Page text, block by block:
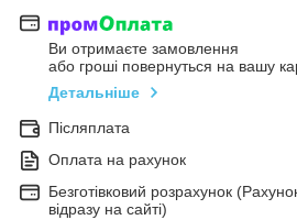
Ви отримаєте замовлення
або гроші повернуться на вашу
Детальніше
Післяплата
Оплата на рахунок
Безготівковий розрахунок
відразу на сайті)